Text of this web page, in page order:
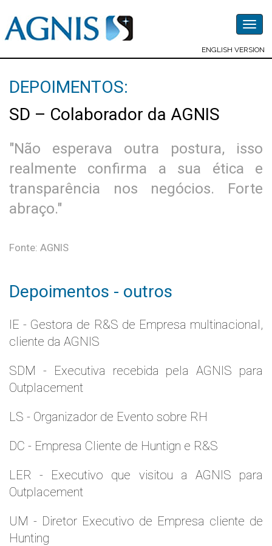
ENGLISH VERSION
DEPOIMENTOS:
SD – Colaborador da AGNIS
"Não esperava outra postura, isso
realmente confirma a sua ética e
transparência nos negócios. Forte
abraço."
Fonte: AGNIS
Depoimentos - outros
IE - Gestora de R&S de Empresa multinacional,
cliente da AGNIS
SDM - Executiva recebida pela AGNIS para
Outplacement
LS - Organizador de Evento sobre RH
DC - Empresa Cliente de Huntign e R&S
LER - Executivo que visitou a AGNIS para
Outplacement
UM - Diretor Executivo de Empresa cliente de
Hunting